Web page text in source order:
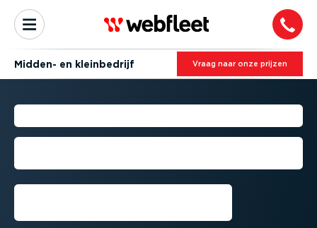
Midden- en klein­be­drijf Vraag naar onze prijzen
MIDDEN- EN KLEIN­BE­DRIJF
Aanbevolen producten voor een